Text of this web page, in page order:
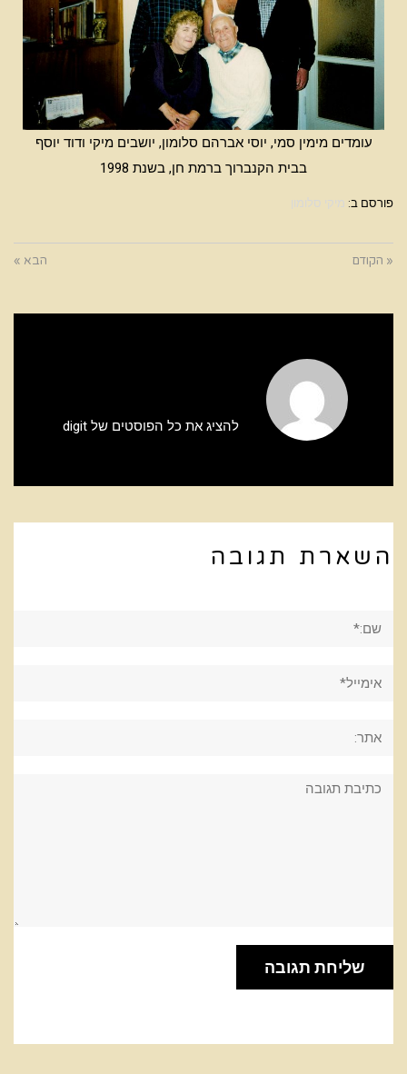
עומדים מימין סמי, יוסי אברהם סלומון, יושבים מיקי ודוד יוסף
בבית הקנברוך ברמת חן, בשנת 1998
פורסם ב: מיקי סלומון
« הקודם הבא »
להציג את כל הפוסטים של digit
השארת תגובה